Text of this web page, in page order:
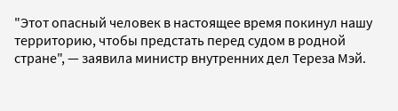
"Этот опасный человек в настоящее время покинул нашу
территорию, чтобы предстать перед судом в родной
стране", — заявила министр внутренних дел Тереза ​​Мэй.